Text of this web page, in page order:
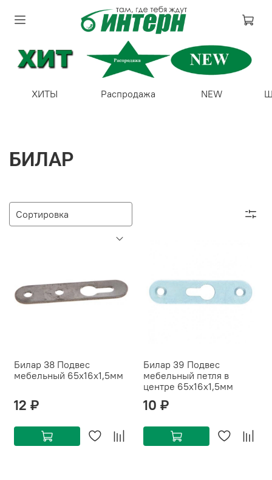
ХИТЫ Распродажа NEW
БИЛАР
Билар 38 Подвес
мебельный 65х16х1,5мм
12 ₽
Билар 39 Подвес
мебельный петля в
центре 65х16х1,5мм
10 ₽